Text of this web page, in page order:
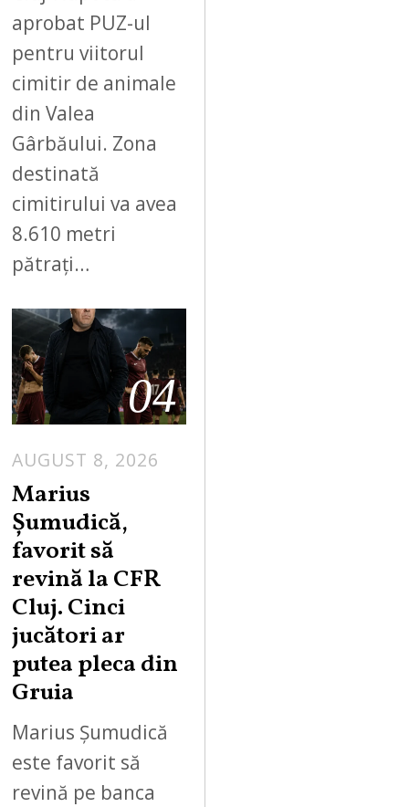
aprobat PUZ-ul
pentru viitorul
cimitir de animale
din Valea
Gârbăului. Zona
destinată
cimitirului va avea
8.610 metri
pătrați…
04
AUGUST 8, 2026
Marius
Șumudică,
favorit să
revină la CFR
Cluj. Cinci
jucători ar
putea pleca din
Gruia
Marius Șumudică
este favorit să
revină pe banca